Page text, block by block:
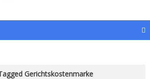
Gerichtskostenmarke